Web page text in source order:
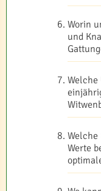
Worin
und
Welche
Welche
Werte